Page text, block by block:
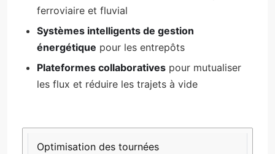
ferroviaire et fluvial
Systèmes intelligents de gestion
énergétique pour les entrepôts
Plateformes collaboratives pour mutualiser
les flux et réduire les trajets à vide
TECHNOLOGIE/PRATIQUE
AVANTAGE
ENVIRONNEMENTAL
EXEMPLE
APPLICATIF
Optimisation des tournées